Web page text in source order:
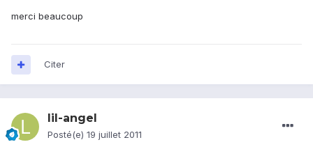
merci beaucoup
Citer
lil-angel
Posté(e) 19 juillet 2011